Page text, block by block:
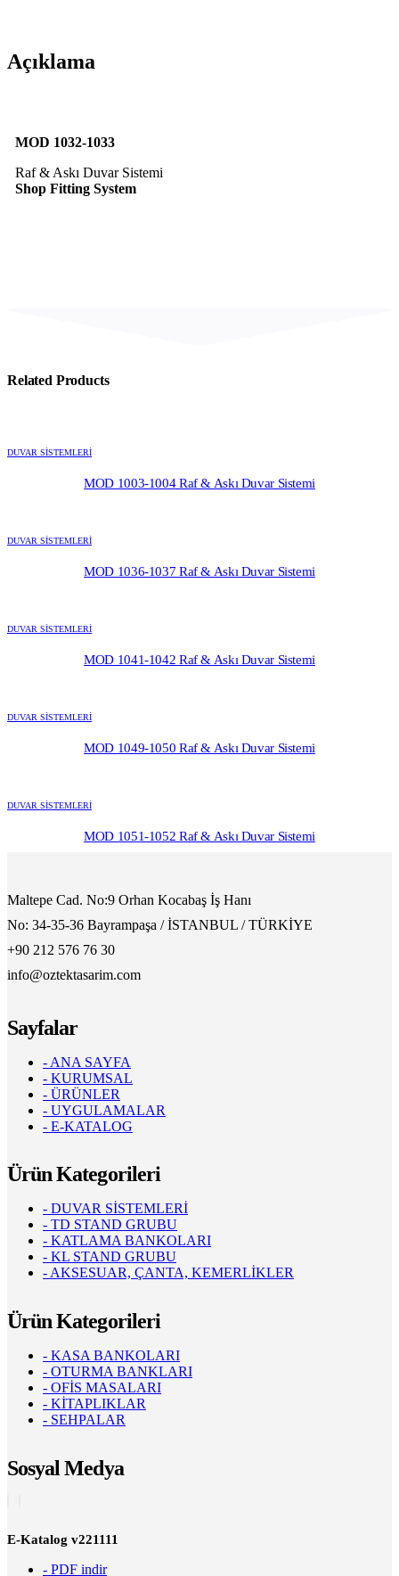
Açıklama
MOD 1032-1033
Raf & Askı Duvar Sistemi
Shop Fitting System
Related Products
DUVAR SİSTEMLERİ
MOD 1003-1004 Raf & Askı Duvar Sistemi
DUVAR SİSTEMLERİ
MOD 1036-1037 Raf & Askı Duvar Sistemi
DUVAR SİSTEMLERİ
MOD 1041-1042 Raf & Askı Duvar Sistemi
DUVAR SİSTEMLERİ
MOD 1049-1050 Raf & Askı Duvar Sistemi
DUVAR SİSTEMLERİ
MOD 1051-1052 Raf & Askı Duvar Sistemi
Maltepe Cad. No:9 Orhan Kocabaş İş Hanı
No: 34-35-36 Bayrampaşa / İSTANBUL / TÜRKİYE
+90 212 576 76 30
info@oztektasarim.com
Sayfalar
- ANA SAYFA
- KURUMSAL
- ÜRÜNLER
- UYGULAMALAR
- E-KATALOG
Ürün Kategorileri
- DUVAR SİSTEMLERİ
- TD STAND GRUBU
- KATLAMA BANKOLARI
- KL STAND GRUBU
- AKSESUAR, ÇANTA, KEMERLİKLER
Ürün Kategorileri
- KASA BANKOLARI
- OTURMA BANKLARI
- OFİS MASALARI
- KİTAPLIKLAR
- SEHPALAR
Sosyal Medya
E-Katalog v221111
- PDF indir